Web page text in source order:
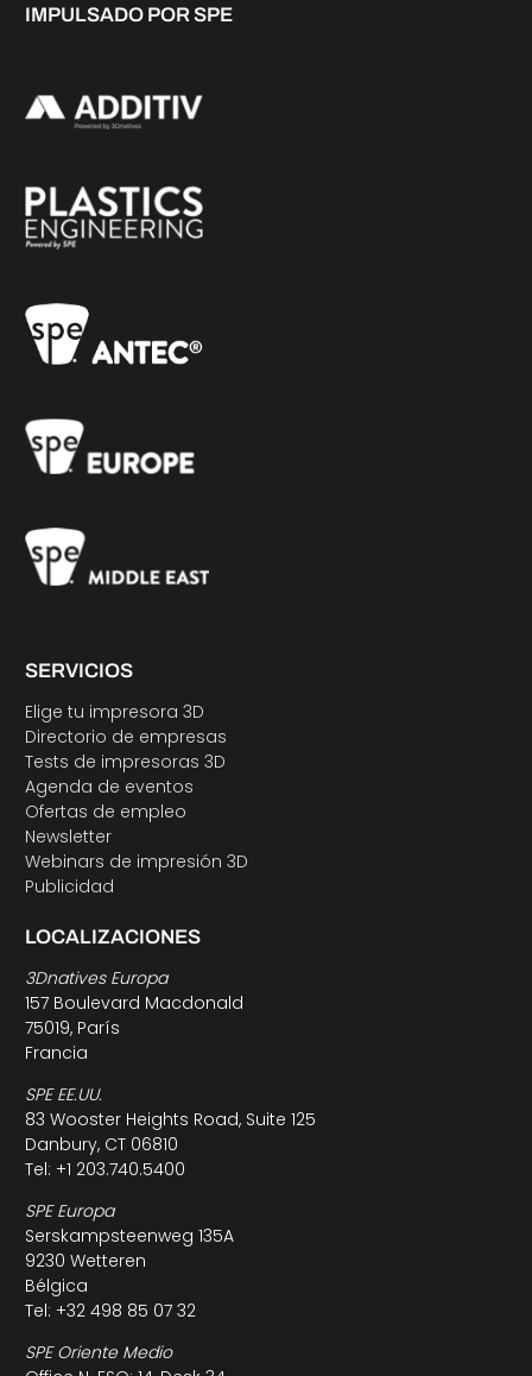
IMPULSADO POR SPE
SERVICIOS
Elige tu impresora 3D
Directorio de empresas
Tests de impresoras 3D
Agenda de eventos
Ofertas de empleo
Newsletter
Webinars de impresión 3D
Publicidad
LOCALIZACIONES
3Dnatives Europa
157 Boulevard Macdonald
75019, París
Francia
SPE EE.UU.
83 Wooster Heights Road, Suite 125
Danbury, CT 06810
Tel: +1 203.740.5400
SPE Europa
Serskampsteenweg 135A
9230 Wetteren
Bélgica
Tel: +32 498 85 07 32
SPE Oriente Medio